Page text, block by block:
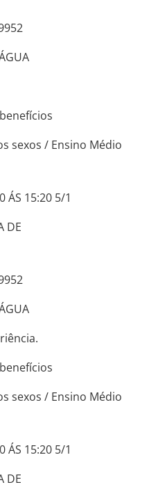
sexos / Ensino Médio
15:20 5/1
DE
sexos / Ensino Médio
15:20 5/1
DE